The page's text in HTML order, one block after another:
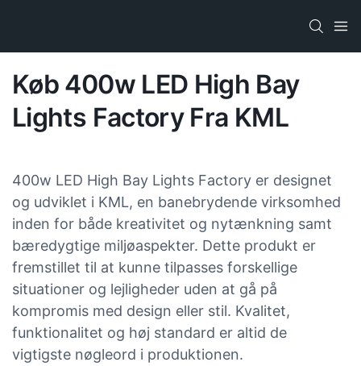
Køb 400w LED High Bay
Lights Factory Fra KML
400w LED High Bay Lights Factory er designet
og udviklet i KML, en banebrydende virksomhed
inden for både kreativitet og nytænkning samt
bæredygtige miljøaspekter. Dette produkt er
fremstillet til at kunne tilpasses forskellige
situationer og lejligheder uden at gå på
kompromis med design eller stil. Kvalitet,
funktionalitet og høj standard er altid de
vigtigste nøgleord i produktionen.